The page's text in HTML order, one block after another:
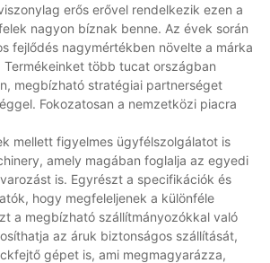
erős erővel rendelkezik ezen a
nagyon bíznak benne. Az évek során
fejlődés nagymértékben növelte a márka
Termékeinket több tucat országban
megbízható stratégiai partnerséget
Fokozatosan a nemzetközi piacra
mellett figyelmes ügyfélszolgálatot is
amely magában foglalja az egyedi
is. Egyrészt a specifikációk és
hogy megfeleljenek a különféle
a megbízható szállítmányozókkal való
az áruk biztonságos szállítását,
gépet is, ami megmagyarázza,